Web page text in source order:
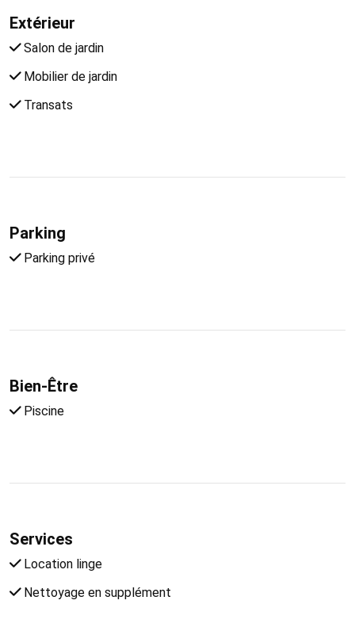
Extérieur
Salon de jardin
Mobilier de jardin
Transats
Parking
Parking privé
Bien-Être
Piscine
Services
Location linge
Nettoyage en supplément